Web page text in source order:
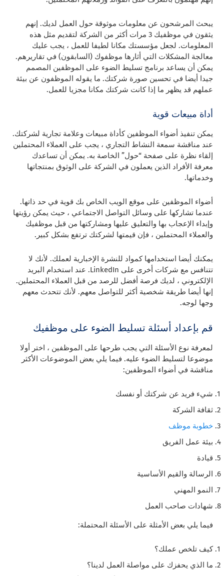
يبحث المرشحون عن معلومات موثوقة حول العمل لديك. إنهم
يثقون في موظفيك 3 مرات أكثر من الشركة لتقديم مثل هذه
المعلومات. لجعل مؤسستك مكانا لطيفا للعمل ، يجب عليك
معالجة المشكلات التي أثارها موظفوك (السابقون) في تقاريرهم.
يمكن أن يساعد برنامج تسليط الضوء على الموظفين المصمم
جيدا أيضا في تحسين صورة شركتك. ما يقوله الموظفون عن بيئة
عملهم قد يظهر ما إذا كانت شركتك مكانا مجزيا للعمل.
أداة مبيعات قوية
يمكن تنفيذ أضواء الموظفين كأداة مبيعات وعلامة تجارية لشركتك.
عند مناقشة سمعة النشاط التجاري ، يجب على العملاء المحتملين
إلقاء نظرة على صفحة “حول” الخاصة به. يمكن أن تساعدك
معرفة الأفراد الذين يعملون في الشركة على الوثوق بمنتجاتها
وخدماتها.
أضواء الموظفين على موقع الويب الخاص بك قوية في حد ذاتها.
عندما تشاركها على وسائل التواصل الاجتماعي ، حيث يمكن رؤيتها
وإبداء الإعجاب بها والتعليق عليها ومشاركتها من قبل موظفيك
والعملاء المحتملين ، فإن قيمتها لشركتك ترتفع بشكل كبير.
يمكنك أيضا استخدامها كمواد للنشرة الإخبارية لعملك. لأنك لا
تتنافس مع شركات أخرى على LinkedIn. عند استخدام البريد
الإلكتروني ، لديك فرصة أفضل للرصد من قبل العملاء المحتملين.
إنها أيضا طريقة شخصية أكثر للتواصل معهم. لأنك تتحدث معهم
وجها لوجه.
قم بإعداد أسئلة تسليط الضوء على موظفيك
لمعرفة نوع الأسئلة التي يجب طرحها على الموظفين ، اختر أولا
موضوعا لتسليط الضوء عليه. فيما يلي بعض الموضوعات الأكثر
مناقشة في أضواء الموظفين:
شيء فريد عن شركتك أو نفسك
ثقافة الشركة
خطوبة موظف
بيئة عمل الفريق
قيادة
الرسالة والقيم الأساسية
النمو المهني
شهادات صاحب العمل
فيما يلي بعض الأمثلة على الأسئلة المحتملة:
كيف تلخص عملك؟
ما الذي يحفزك على مواصلة العمل لدينا؟